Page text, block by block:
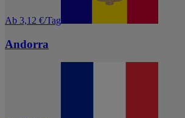
Ab 3,12 €/Tag
Andorra